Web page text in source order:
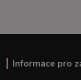
Informace pro